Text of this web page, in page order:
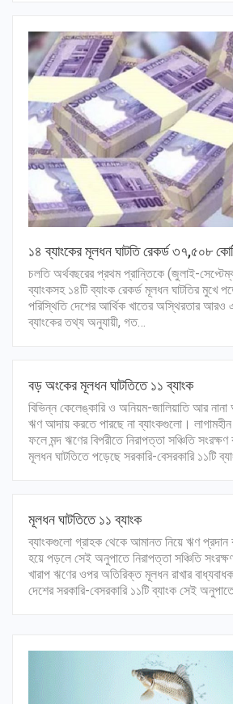
১৪ ব্যাংকের মূলধন ঘাটতি রেকর্ড ৩৭,৫০৮
চলতি অর্থবছরের প্রথম প্রান্তিকে (জুলাই-
ব্যাংকসহ ১৪টি ব্যাংক রেকর্ড মূলধন ঘাটতির মুখে
পরিস্থিতি দেশের আর্থিক খাতের অস্থিরতার আরও
ব্যাংকের তথ্য অনুযায়ী, গত…
বড় অংকের মূলধন ঘাটতিতে ১১ ব্যাংক
বিভিন্ন কেলেঙ্কারি ও অনিয়ম-জালিয়াতি আর
ঋণ আদায় করতে পারছে না ব্যাংকগুলো।
ফলে মন্দ ঋণের বিপরীতে নিরাপত্তা সঞ্চিতি
মূলধন ঘাটতিতে পড়েছে সরকারি-বেসরকারি ১১টি
মূলধন ঘাটতিতে ১১ ব্যাংক
ব্যাংকগুলো গ্রাহক থেকে আমানত নিয়ে ঋণ
হয়ে পড়লে সেই অনুপাতে নিরাপত্তা সঞ্চিতি
খারাপ ঋণের ওপর অতিরিক্ত মূলধন রাখার
দেশের সরকারি-বেসরকারি ১১টি ব্যাংক সেই